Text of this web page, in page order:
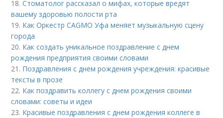
18.Стоматолог рассказал о мифах, которые вредят
вашему здоровью полости рта
19. Как Оркестр CAGMO Уфа меняет музыкальную сцену
города
20. Как создать уникальное поздравление с днем
рождения предприятия своими словами
21. Поздравления с днем рождения учреждения: красивые
тексты в прозе
22. Как поздравить коллегу с днем рождения своими
словами: советы и идеи
23. Красивые поздравления с днем рождения коллеге в